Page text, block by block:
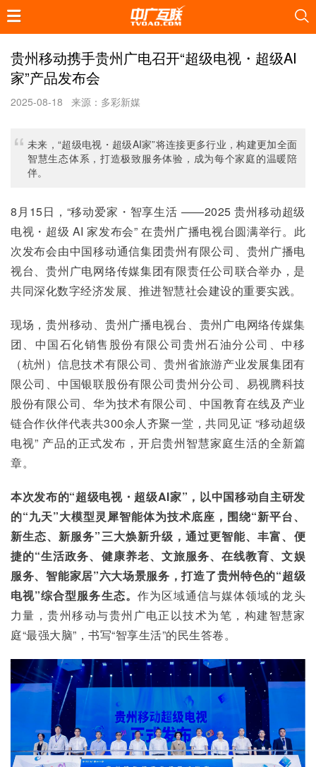
贵州移动携手贵州广电召开“超级电视・超级AI
家”产品发布会
2025-08-18 来源：多彩新媒
未来，“超级电视・超级AI家”将连接更多行业，构建更加全面
智慧生态体系，打造极致服务体验，成为每个家庭的温暖陪
伴。
8月15日，“移动爱家・智享生活 ——2025 贵州移动超级
电视・超级 AI 家发布会” 在贵州广播电视台圆满举行。此
次发布会由中国移动通信集团贵州有限公司、贵州广播电
视台、贵州广电网络传媒集团有限责任公司联合举办，是
共同深化数字经济发展、推进智慧社会建设的重要实践。
现场，贵州移动、贵州广播电视台、贵州广电网络传媒集
团、中国石化销售股份有限公司贵州石油分公司、中移
（杭州）信息技术有限公司、贵州省旅游产业发展集团有
限公司、中国银联股份有限公司贵州分公司、易视腾科技
股份有限公司、华为技术有限公司、中国教育在线及产业
链合作伙伴代表共300余人齐聚一堂，共同见证 “移动超级
电视” 产品的正式发布，开启贵州智慧家庭生活的全新篇
章。
本次发布的“超级电视・超级AI家”，以中国移动自主研发
的“九天”大模型灵犀智能体为技术底座，围绕“新平台、
新生态、新服务”三大焕新升级，通过更智能、丰富、便
捷的“生活政务、健康养老、文旅服务、在线教育、文娱
服务、智能家居”六大场景服务，打造了贵州特色的“超级
电视”综合型服务生态。 作为区域通信与媒体领域的龙头
力量，贵州移动与贵州广电正以技术为笔，构建智慧家
庭“最强大脑”，书写“智享生活”的民生答卷。